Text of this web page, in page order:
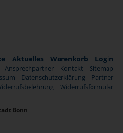
Aktuelles Warenkorb Login
Ansprechpartner Kontakt
Sitemap
Datenschutzerklärung
Partner
Widerrufsformular
Bonn